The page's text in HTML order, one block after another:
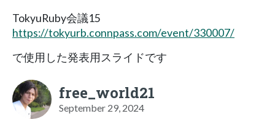
TokyuRuby会議15
https://tokyurb.connpass.com/event/330007/
で使用した発表用スライドです
free_world21
September 29, 2024